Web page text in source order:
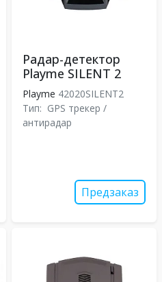
Радар-детектор
Playme SILENT 2
Playme 42020SILENT2
Тип: GPS трекер /
антирадар
Предзаказ